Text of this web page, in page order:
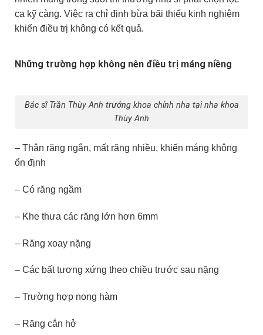
ca kỹ càng. Việc ra chỉ định bừa bãi thiếu kinh nghiệm
khiến điều trị không có kết quả.
Những trường hợp không nên điều trị máng niềng
Bác sĩ Trần Thùy Anh trưởng khoa chỉnh nha tại nha khoa
Thùy Anh
– Thân răng ngắn, mất răng nhiều, khiến máng không
ổn định
– Có răng ngầm
– Khe thưa các răng lớn hơn 6mm
– Răng xoay nặng
– Các bất tương xứng theo chiều trước sau nặng
– Trường hợp nong hàm
– Răng cắn hở